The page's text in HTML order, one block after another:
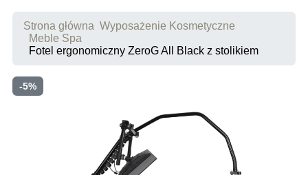
Strona główna Wyposażenie Kosmetyczne
Meble Spa
Fotel ergonomiczny ZeroG All Black z stolikiem
-5%